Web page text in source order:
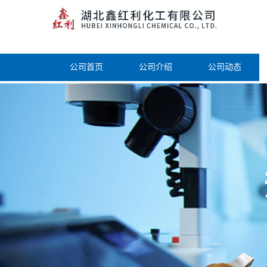
公司首页 公司介绍 公司动态